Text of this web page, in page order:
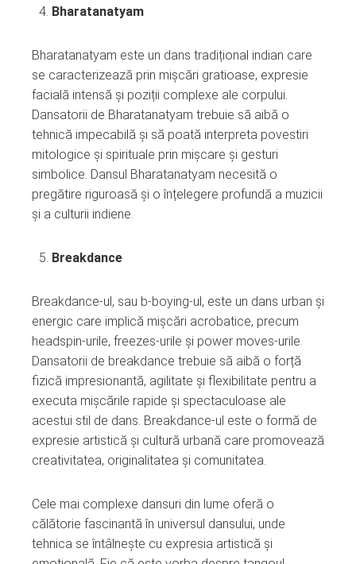
Bharatanatyam
Bharatanatyam este un dans tradițional indian care
se caracterizează prin mișcări gratioase, expresie
facială intensă și poziții complexe ale corpului.
Dansatorii de Bharatanatyam trebuie să aibă o
tehnică impecabilă și să poată interpreta povestiri
mitologice și spirituale prin mișcare și gesturi
simbolice. Dansul Bharatanatyam necesită o
pregătire riguroasă și o înțelegere profundă a muzicii
și a culturii indiene.
Breakdance
Breakdance-ul, sau b-boying-ul, este un dans urban și
energic care implică mișcări acrobatice, precum
headspin-urile, freezes-urile și power moves-urile.
Dansatorii de breakdance trebuie să aibă o forță
fizică impresionantă, agilitate și flexibilitate pentru a
executa mișcările rapide și spectaculoase ale
acestui stil de dans. Breakdance-ul este o formă de
expresie artistică și cultură urbană care promovează
creativitatea, originalitatea și comunitatea.
Cele mai complexe dansuri din lume oferă o
călătorie fascinantă în universul dansului, unde
tehnica se întâlnește cu expresia artistică și